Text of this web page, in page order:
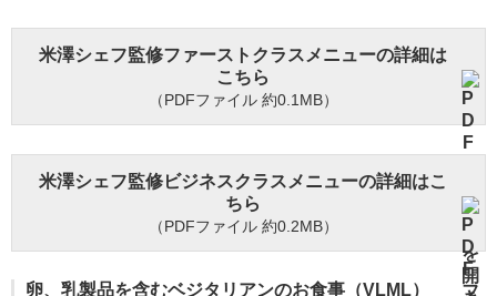
米澤シェフ監修ファーストクラスメニューの詳細は
こちら
（PDFファイル 約0.1MB）
米澤シェフ監修ビジネスクラスメニューの詳細はこ
ちら
（PDFファイル 約0.2MB）
卵、乳製品を含むベジタリアンのお食事（VLML）